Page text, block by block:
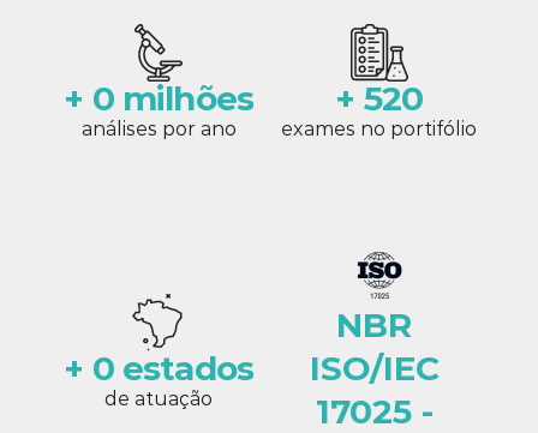
+ 0 milhões
análises por ano
+ 520
exames no portifólio
+ 0 estados
de atuação
NBR
ISO/IEC
17025 -